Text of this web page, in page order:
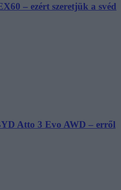
– ezért szeretjük a svéd
Atto 3 Evo AWD – erről